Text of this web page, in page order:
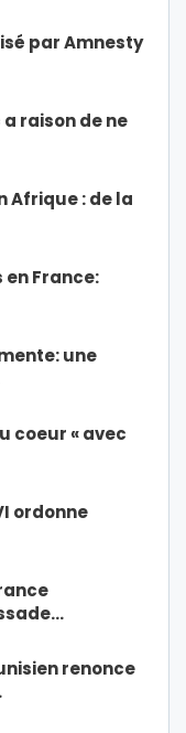
par Amnesty
raison de ne
Afrique : de la
France:
une
coeur « avec
ordonne
renonce